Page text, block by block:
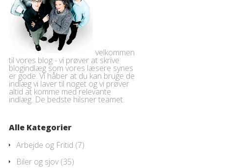
velkommen
til vores blog - vi prøver at skrive
blogindlæg som vores læsere synes
er gode. Vi håber at du kan bruge de
indlæg vi laver til noget og vi prøver
altid at komme med relevante
indlæg. De bedste hilsner teamet.
Alle Kategorier
Arbejde og Fritid (7)
Biler og sjov (35)